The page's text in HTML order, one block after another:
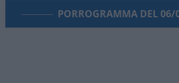
PORROGRAMMA DEL